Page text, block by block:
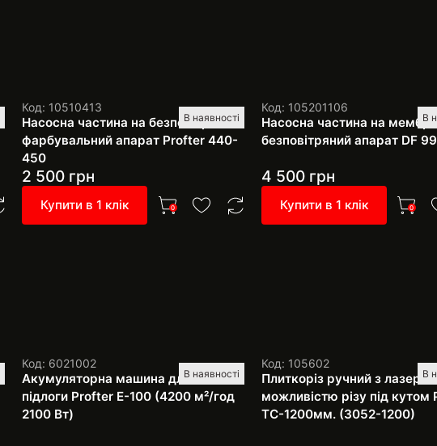
В наявності
Код: 10510413
Насосна частина на безповітряний
фарбувальний апарат Profter 440-
450
2 500 грн
Купити в 1 клік 0
В
Код: 105201106
Насосна частина на
безповітряний апарат DF
4 500грн
Купити в 1 клік 0
В наявності
Код: 6021002
Акумуляторна машина для миття
підлоги Profter E-100 (4200 м²/год
2100 Вт)
В
Код: 105602
Плиткоріз ручний з
можливістю різу під кутом
TC-1200мм. (3052-1200)